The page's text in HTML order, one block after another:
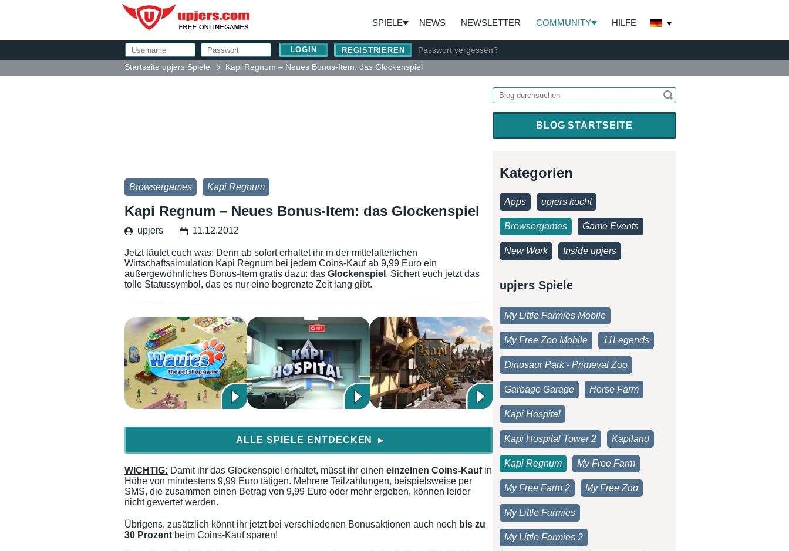
SPIELE NEWS NEWSLETTER COMMUNITY HILFE
REGISTRIEREN
Passwort vergessen?
Startseite upjers Spiele
Kapi Regnum – Neues Bonus-Item: das Glockenspiel
Browsergames Kapi Regnum
Kapi Regnum – Neues Bonus-Item: das Glockenspiel
upjers 11.12.2012
Jetzt läutet euch was: Denn ab sofort erhaltet ihr in der mittelalterlichen
Wirtschaftssimulation Kapi Regnum bei jedem Coins-Kauf ab 9,99 Euro ein
außergewöhnliches Bonus-Item gratis dazu: das Glockenspiel . Sichert euch jetzt das
tolle Statussymbol, das es nur eine begrenzte Zeit lang gibt.
ALLE SPIELE ENTDECKEN ▶
WICHTIG: Damit ihr das Glockenspiel erhaltet, müsst ihr einen einzelnen Coins-Kaufin
Höhe von mindestens 9,99 Euro tätigen. Mehrere Teilzahlungen, beispielsweise per
SMS, die zusammen einen Betrag von 9,99 Euro oder mehr ergeben, können leider
nicht gewertet werden.
Übrigens, zusätzlich könnt ihr jetzt bei verschiedenen Bonusaktionen auch noch bis zu
30 Prozent beim Coins-Kauf sparen!
BLOG STARTSEITE
Kategorien
Apps upjers kocht
Browsergames Game Events
New Work Inside upjers
upjers Spiele
My Little Farmies Mobile
My Free Zoo Mobile 11Legends
Dinosaur Park - Primeval Zoo
Garbage Garage Horse Farm
Kapi Hospital
Kapi Hospital Tower 2 Kapiland
Kapi Regnum My Free Farm
My Free Farm 2 My Free Zoo
My Little Farmies
My Little Farmies 2